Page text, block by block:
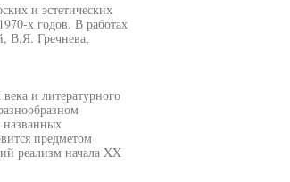
и эстетических
х годов. В работах
В.Я. Гречнева,
и литературного
названных
предметом
реализм начала XX